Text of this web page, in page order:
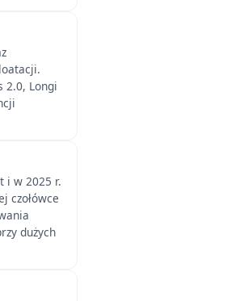
2.0, Longi
i w 2025 r.
czołówce
dużych